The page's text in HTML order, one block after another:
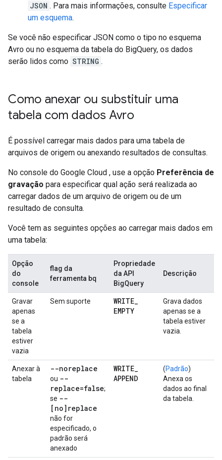
JSON . Para mais informações, consulte Especificar
um esquema.
Se você não especificar JSON como o tipo no esquema
Avro ou no esquema da tabela do BigQuery, os dados
serão lidos como STRING .
Como anexar ou substituir uma
tabela com dados Avro
É possível carregar mais dados para uma tabela de
arquivos de origem ou anexando resultados de consultas.
No console do Google Cloud , use a opção Preferência de
gravação para especificar qual ação será realizada ao
carregar dados de um arquivo de origem ou de um
resultado de consulta.
Você tem as seguintes opções ao carregar mais dados em
uma tabela:
Opção
do
console
flag da
ferramenta bq
Propriedade
da API
BigQuery
Descrição
Gravar
apenas
se a
tabela
estiver
vazia
Sem suporte WRITE_
EMPTY
Grava dados
apenas se a
tabela estiver
vazia.
Anexar à
tabela
--noreplace
ou --
replace=false;
se --
[no]replace
não for
especificado, o
padrão será
anexado
WRITE_
APPEND
(Padrão)
Anexa os
dados ao final
da tabela.